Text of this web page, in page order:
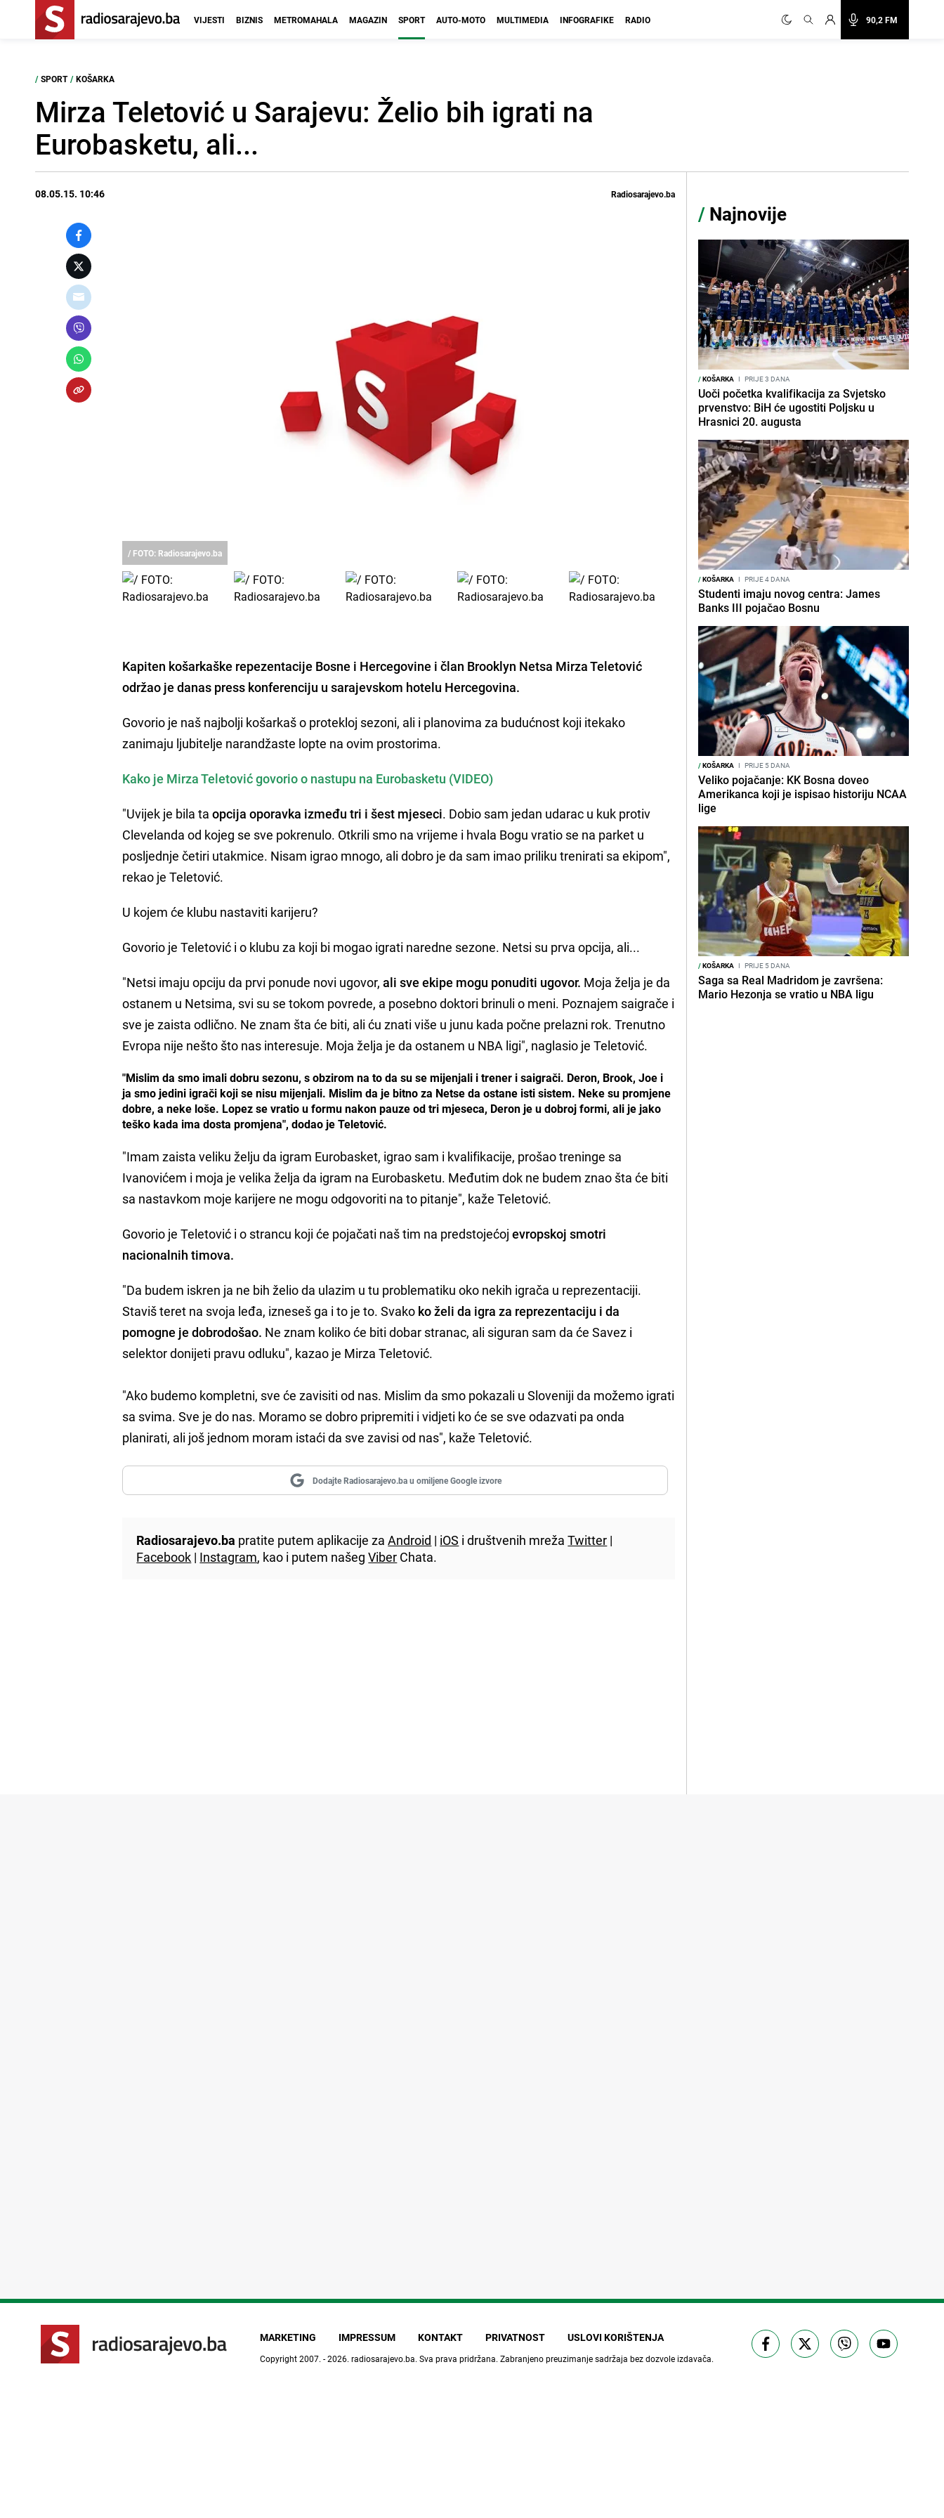
90,2 FM
VIJESTI BIZNIS METROMAHALA MAGAZIN SPORT AUTO-MOTO MULTIMEDIA INFOGRAFIKE RADIO
/ SPORT / KOŠARKA
Mirza Teletović u Sarajevu: Želio bih igrati na
Eurobasketu, ali...
08.05.15. 10:46 Radiosarajevo.ba
/ FOTO: Radiosarajevo.ba
Kapiten košarkaške repezentacije Bosne i Hercegovine i član Brooklyn Netsa Mirza Teletović
održao je danas press konferenciju u sarajevskom hotelu Hercegovina.
Govorio je naš najbolji košarkaš o protekloj sezoni, ali i planovima za budućnost koji itekako
zanimaju ljubitelje narandžaste lopte na ovim prostorima.
Kako je Mirza Teletović govorio o nastupu na Eurobasketu (VIDEO)
"Uvijek je bila taopcija oporavka između tri i šest mjeseci. Dobio sam jedan udarac u kuk protiv
Clevelanda od kojeg se sve pokrenulo. Otkrili smo na vrijeme i hvala Bogu vratio se na parket u
posljednje četiri utakmice. Nisam igrao mnogo, ali dobro je da sam imao priliku trenirati sa ekipom",
rekao je Teletović.
U kojem će klubu nastaviti karijeru?
Govorio je Teletović i o klubu za koji bi mogao igrati naredne sezone. Netsi su prva opcija, ali...
"Netsi imaju opciju da prvi ponude novi ugovor, ali sve ekipe mogu ponuditi ugovor. Moja želja je da
ostanem u Netsima, svi su se tokom povrede, a posebno doktori brinuli o meni. Poznajem saigrače i
sve je zaista odlično. Ne znam šta će biti, ali ću znati više u junu kada počne prelazni rok. Trenutno
Evropa nije nešto što nas interesuje. Moja želja je da ostanem u NBA ligi", naglasio je Teletović.
"Mislim da smo imali dobru sezonu, s obzirom na to da su se mijenjali i trener i saigrači. Deron, Brook, Joe i
ja smo jedini igrači koji se nisu mijenjali. Mislim da je bitno za Netse da ostane isti sistem. Neke su promjene
dobre, a neke loše. Lopez se vratio u formu nakon pauze od tri mjeseca, Deron je u dobroj formi, ali je jako
teško kada ima dosta promjena", dodao je Teletović.
"Imam zaista veliku želju da igram Eurobasket, igrao sam i kvalifikacije, prošao treninge sa
Ivanovićem i moja je velika želja da igram na Eurobasketu. Međutim dok ne budem znao šta će biti
sa nastavkom moje karijere ne mogu odgovoriti na to pitanje", kaže Teletović.
Govorio je Teletović i o strancu koji će pojačati naš tim na predstojećojevropskoj smotri
nacionalnih timova.
"Da budem iskren ja ne bih želio da ulazim u tu problematiku oko nekih igrača u reprezentaciji.
Staviš teret na svoja leđa, izneseš ga i to je to. Svako ko želi da igra za reprezentaciju i da
pomogne je dobrodošao. Ne znam koliko će biti dobar stranac, ali siguran sam da će Savez i
selektor donijeti pravu odluku", kazao je Mirza Teletović.
"Ako budemo kompletni, sve će zavisiti od nas. Mislim da smo pokazali u Sloveniji da možemo igrati
sa svima. Sve je do nas. Moramo se dobro pripremiti i vidjeti ko će se sve odazvati pa onda
planirati, ali još jednom moram istaći da sve zavisi od nas", kaže Teletović.
Dodajte Radiosarajevo.ba u omiljene Google izvore
Radiosarajevo.ba pratite putem aplikacije zaAndroid | iOS i društvenih mrežaTwitter |
Facebook | Instagram, kao i putem našegViber Chata.
/ Najnovije
/KOŠARKA I PRIJE 3 DANA
Uoči početka kvalifikacija za Svjetsko
prvenstvo: BiH će ugostiti Poljsku u
Hrasnici 20. augusta
/KOŠARKA I PRIJE 4 DANA
Studenti imaju novog centra: James
Banks III pojačao Bosnu
/KOŠARKA I PRIJE 5 DANA
Veliko pojačanje: KK Bosna doveo
Amerikanca koji je ispisao historiju NCAA
lige
/KOŠARKA I PRIJE 5 DANA
Saga sa Real Madridom je završena:
Mario Hezonja se vratio u NBA ligu
MARKETING IMPRESSUM KONTAKT PRIVATNOST USLOVI KORIŠTENJA
Copyright 2007. - 2026. radiosarajevo.ba. Sva prava pridržana. Zabranjeno preuzimanje sadržaja bez dozvole izdavača.